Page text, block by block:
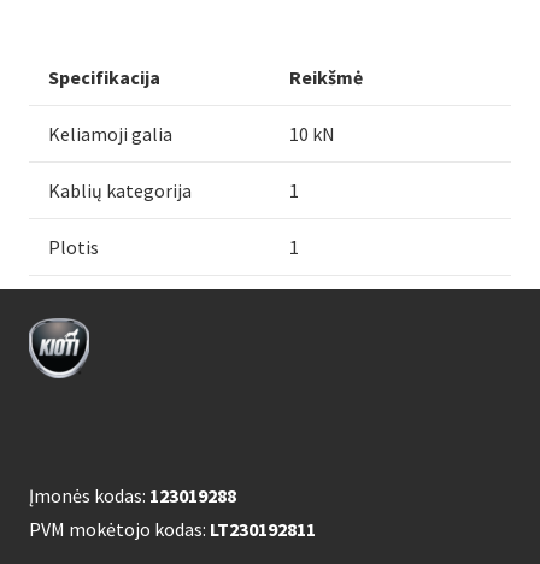
Specifikacija Reikšmė
Keliamoji galia 10 kN
Kablių kategorija 1
Plotis 1
Įmonės kodas: 123019288
PVM mokėtojo kodas: LT230192811